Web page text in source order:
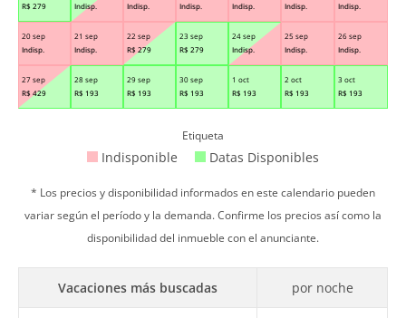
R$ 279
Indisp.
Indisp.
Indisp.
Indisp.
Indisp.
Indisp.
20 sep
Indisp.
21 sep
Indisp.
22 sep
R$ 279
23 sep
R$ 279
24 sep
Indisp.
25 sep
Indisp.
26 sep
Indisp.
27 sep
R$ 429
28 sep
R$ 193
29 sep
R$ 193
30 sep
R$ 193
1 oct
R$ 193
2 oct
R$ 193
3 oct
R$ 193
Etiqueta
Indisponible Datas Disponibles
* Los precios y disponibilidad informados en este calendario pueden
variar según el período y la demanda. Confirme los precios así como la
disponibilidad del inmueble con el anunciante.
Vacaciones más buscadas por noche